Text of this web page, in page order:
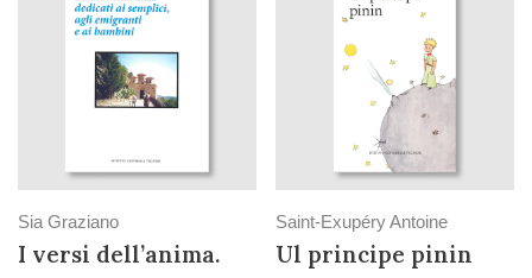
Sia Graziano
I versi dell’anima.
Saint-Exupéry Antoine
Ul principe pinin